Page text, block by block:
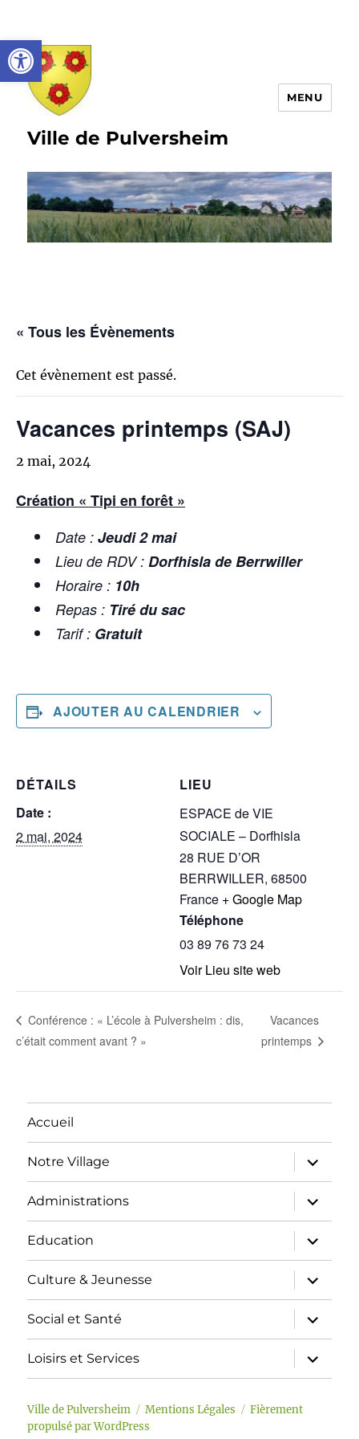
Ouvrir la barre d’outils
Ville de Pulversheim
MENU
« Tous les Évènements
Cet évènement est passé.
Vacances printemps (SAJ)
2 mai, 2024
Création « Tipi en forêt »
Date : Jeudi 2 mai
Lieu de RDV : Dorfhisla de Berrwiller
Horaire : 10h
Repas : Tiré du sac
Tarif : Gratuit
AJOUTER AU CALENDRIER
DÉTAILS
Date :
2 mai, 2024
LIEU
ESPACE de VIE
SOCIALE – Dorfhisla
28 RUE D’OR
BERRWILLER, 68500
France + Google Map
Téléphone
03 89 76 73 24
Voir Lieu site web
Conférence : « L’école à Pulversheim : dis,
c’était comment avant ? »
Vacances
printemps
Accueil
Notre Village
ouvrir
le
sous-
menu
Administrations
ouvrir
le
sous-
menu
Education
ouvrir
le
sous-
menu
Culture & Jeunesse
ouvrir
le
sous-
menu
Social et Santé
ouvrir
le
sous-
menu
Loisirs et Services
ouvrir
le
sous-
Ville de Pulversheim Mentions Légales
Fièrement
propulsé par WordPress